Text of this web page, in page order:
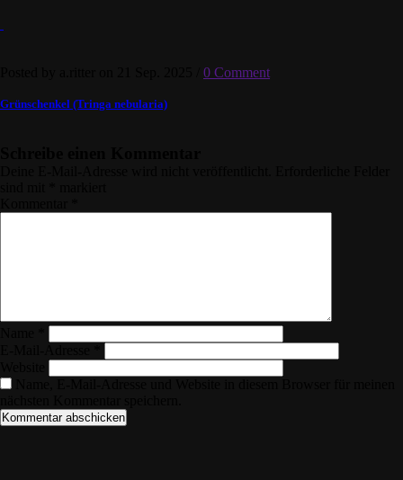
0 Comment
Grünschenkel (Tringa nebularia)